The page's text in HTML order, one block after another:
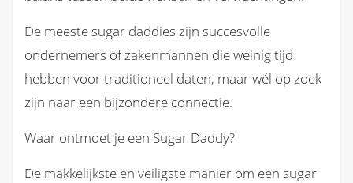
De meeste sugar daddies zijn succesvolle
ondernemers of zakenmannen die weinig tijd
hebben voor traditioneel daten, maar wél op zoek
zijn naar een bijzondere connectie.
Waar ontmoet je een Sugar Daddy?
De makkelijkste en veiligste manier om een sugar